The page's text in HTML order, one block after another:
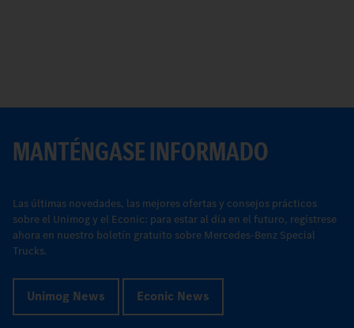
MANTÉNGASE INFORMADO
Las últimas novedades, las mejores ofertas y consejos prácticos
sobre el Unimog y el Econic: para estar al día en el futuro, regístrese
ahora en nuestro boletín gratuito sobre Mercedes-Benz Special
Trucks.
Unimog News Econic News